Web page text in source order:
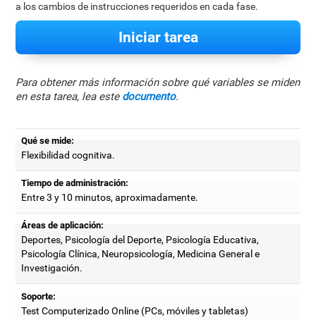
a los cambios de instrucciones requeridos en cada fase.
Iniciar tarea
Para obtener más información sobre qué variables se miden
en esta tarea, lea este documento.
Qué se mide:
Flexibilidad cognitiva.
Tiempo de administración:
Entre 3 y 10 minutos, aproximadamente.
Áreas de aplicación:
Deportes, Psicología del Deporte, Psicología Educativa,
Psicología Clínica, Neuropsicología, Medicina General e
Investigación.
Soporte:
Test Computerizado Online (PCs, móviles y tabletas)